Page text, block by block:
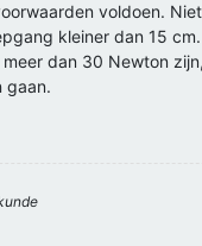
voldoen.
kleiner dan 15
dan 30 Newton
gaan.